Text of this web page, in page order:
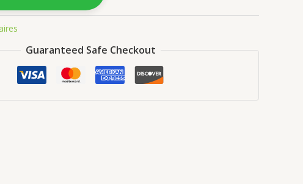
Guaranteed Safe Checkout